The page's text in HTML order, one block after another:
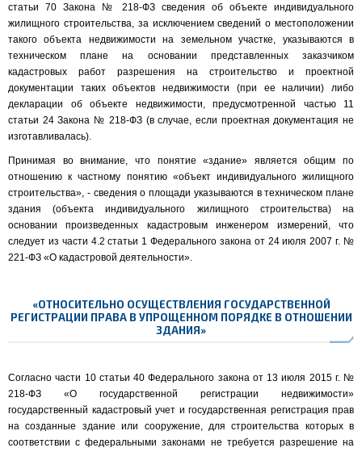
статьи 70 Закона № 218-ФЗ сведения об объекте индивидуального
жилищного строительства, за исключением сведений о местоположении
такого объекта недвижимости на земельном участке, указываются в
техническом плане на основании представленных заказчиком
кадастровых работ разрешения на строительство и проектной
документации таких объектов недвижимости (при ее наличии) либо
декларации об объекте недвижимости, предусмотренной частью 11
статьи 24 Закона № 218-ФЗ (в случае, если проектная документация не
изготавливалась).
Принимая во внимание, что понятие «здание» является общим по
отношению к частному понятию «объект индивидуального жилищного
строительства», - сведения о площади указываются в техническом плане
здания (объекта индивидуального жилищного строительства) на
основании произведенных кадастровым инженером измерений, что
следует из части 4.2 статьи 1 Федерального закона от 24 июля 2007 г. №
221-ФЗ «О кадастровой деятельности».
«ОТНОСИТЕЛЬНО ОСУЩЕСТВЛЕНИЯ ГОСУДАРСТВЕННОЙ
РЕГИСТРАЦИИ ПРАВА В УПРОЩЕННОМ ПОРЯДКЕ В ОТНОШЕНИИ
ЗДАНИЯ»
Согласно части 10 статьи 40 Федерального закона от 13 июля 2015 г. №
218-ФЗ «О государственной регистрации недвижимости»
государственный кадастровый учет и государственная регистрация прав
на созданные здание или сооружение, для строительства которых в
соответствии с федеральными законами не требуется разрешение на